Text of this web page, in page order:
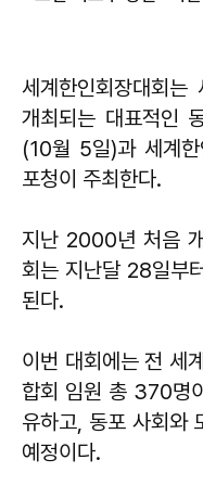
세계한인회장대회는
개최되는 대표적인
(10월 5일)과 세계
포청이 주최한다.
지난 2000년 처음
회는 지난달 28일부
된다.
이번 대회에는 전 세
합회 임원 총 370명
유하고, 동포 사회와
예정이다.